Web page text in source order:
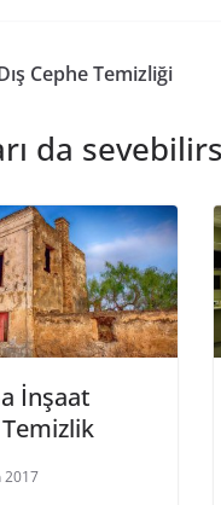
Cephe Temizliği
da
İnşaat
Temizlik
2017